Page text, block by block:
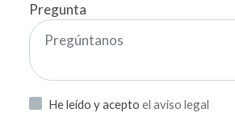
Pregunta
He leído y acepto el aviso legal